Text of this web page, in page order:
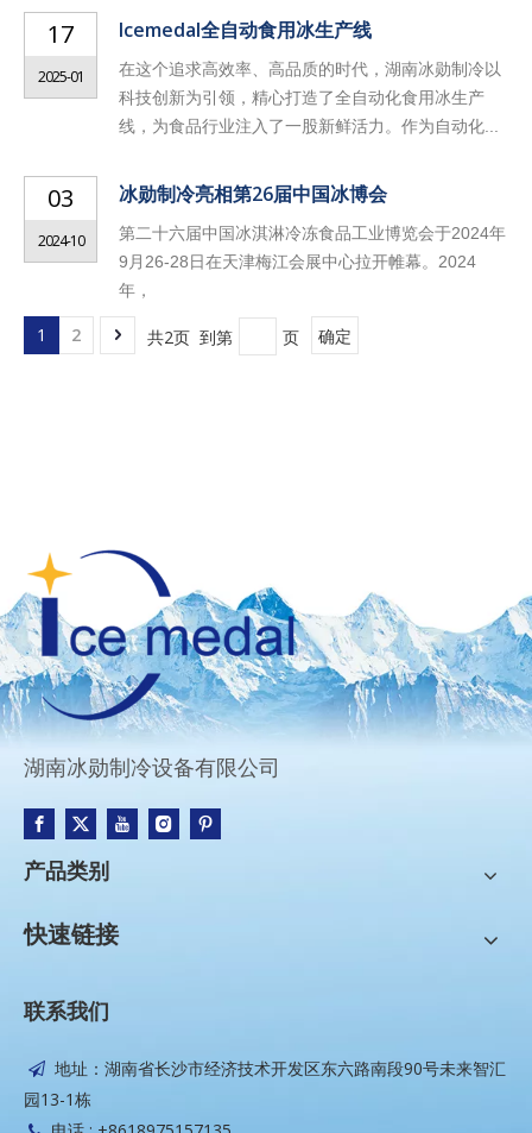
17
2025-01
Icemedal全自动食用冰生产线
在这个追求高效率、高品质的时代，湖南冰勋制冷以
科技创新为引领，精心打造了全自动化食用冰生产
线，为食品行业注入了一股新鲜活力。作为自动化...
03
2024-10
冰勋制冷亮相第26届中国冰博会
第二十六届中国冰淇淋冷冻食品工业博览会于2024年
9月26-28日在天津梅江会展中心拉开帷幕。2024
年，
1 2 共2页 到第 页 确定
湖南冰勋制冷设备有限公司
产品类别
快速链接
联系我们
 地址：湖南省长沙市经济技术开发区东六路南段90号未来智汇
园13-1栋